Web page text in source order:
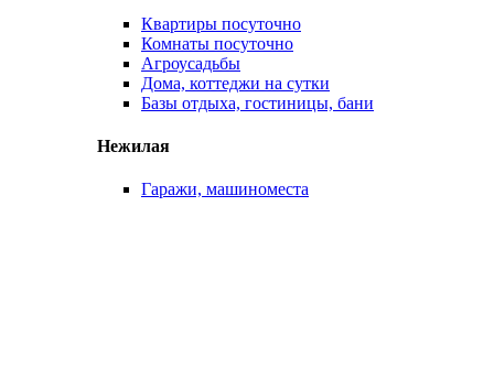
Квартиры посуточно
Комнаты посуточно
Агроусадьбы
Дома, коттеджи на сутки
Базы отдыха, гостиницы, бани
Нежилая
Гаражи, машиноместа